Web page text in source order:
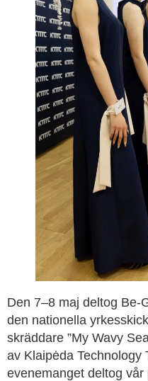
Den 7–8 maj deltog Be-
den nationella
skräddare ”My Wavy
av Klaipėda Technology
evenemanget deltog